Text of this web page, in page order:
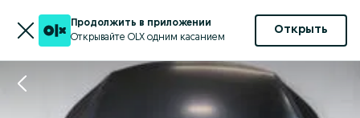
Продолжить в приложении
Открывайте OLX одним касанием
Открыть